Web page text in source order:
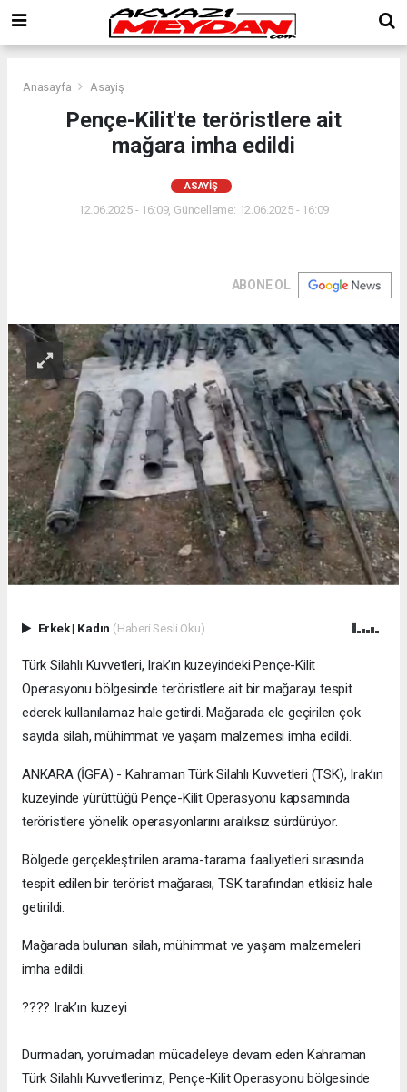
Anasayfa Asayiş
Pençe-Kilit'te teröristlere ait
mağara imha edildi
ASAYIŞ
12.06.2025 - 16:09, Güncelleme: 12.06.2025 - 16:09
ABONE OL
Erkek| Kadın (Haberi Sesli Oku)
Türk Silahlı Kuvvetleri, Irak’ın kuzeyindeki Pençe-Kilit
Operasyonu bölgesinde teröristlere ait bir mağarayı tespit
ederek kullanılamaz hale getirdi. Mağarada ele geçirilen çok
sayıda silah, mühimmat ve yaşam malzemesi imha edildi.
ANKARA (İGFA) - Kahraman Türk Silahlı Kuvvetleri (TSK), Irak’ın
kuzeyinde yürüttüğü Pençe-Kilit Operasyonu kapsamında
teröristlere yönelik operasyonlarını aralıksız sürdürüyor.
Bölgede gerçekleştirilen arama-tarama faaliyetleri sırasında
tespit edilen bir terörist mağarası, TSK tarafından etkisiz hale
getirildi.
Mağarada bulunan silah, mühimmat ve yaşam malzemeleri
imha edildi.
???? Irak’ın kuzeyi
Durmadan, yorulmadan mücadeleye devam eden Kahraman
Türk Silahlı Kuvvetlerimiz, Pençe-Kilit Operasyonu bölgesinde